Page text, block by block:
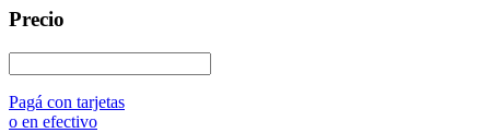
Precio
Pagá con tarjetas
o en efectivo